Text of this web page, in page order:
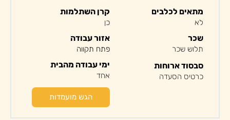
מתאים לכלבים
לא
קרן השתלמות
כן
שכר
תלוש שכר
סבסוד ארוחות
כרטיס הסעדה
אזור עבודה
פתח תקווה
ימי עבודה מהבית
אחד
הגש מועמדות